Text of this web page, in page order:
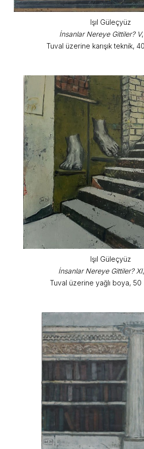
Işıl Güleçyüz
İnsanlar Nereye Gittiler? V
Tuval üzerine karışık teknik,
Işıl Güleçyüz
İnsanlar Nereye Gittiler? XI
Tuval üzerine yağlı boya, 50